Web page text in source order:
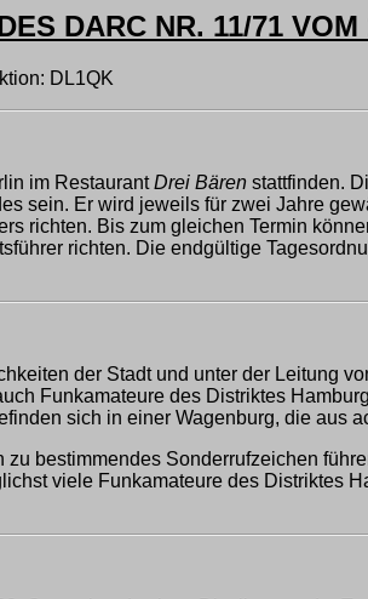
DARC NR. 11/71 VOM
DL1QK
im RestaurantDrei Bären stattfinden.
sein. Er wird jeweils für zwei Jahre
richten. Bis zum gleichen Termin
richten. Die endgültige
der Stadt und unter der Leitung
Funkamateure des Distriktes
sich in einer Wagenburg, die aus
bestimmendes Sonderrufzeichen
viele Funkamateure des Distriktes